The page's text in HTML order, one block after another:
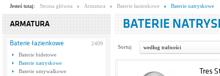
Jesteś tutaj: Strona główna Armatura Baterie łazienkowe Baterie natryskowe
ARMATURA
Baterie łazienkowe
2409
Baterie bidetowe
Baterie natryskowe
Baterie umywalkowe
BATERIE
Sortuj według trafności
Tres